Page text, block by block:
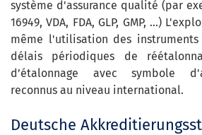
système d'assurance qualité (par
16949, VDA, FDA, GLP, GMP, ...)
même l'utilisation des
délais périodiques de
d’étalonnage avec symbole
reconnus au niveau international.
Deutsche